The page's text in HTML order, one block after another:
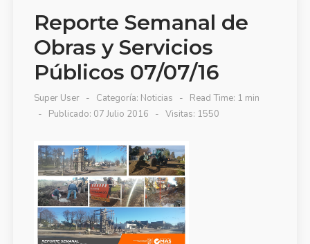
Reporte Semanal de
Obras y Servicios
Públicos 07/07/16
Super User Categoría: Noticias
Read Time: 1 min
Publicado: 07 Julio 2016
Visitas: 1550